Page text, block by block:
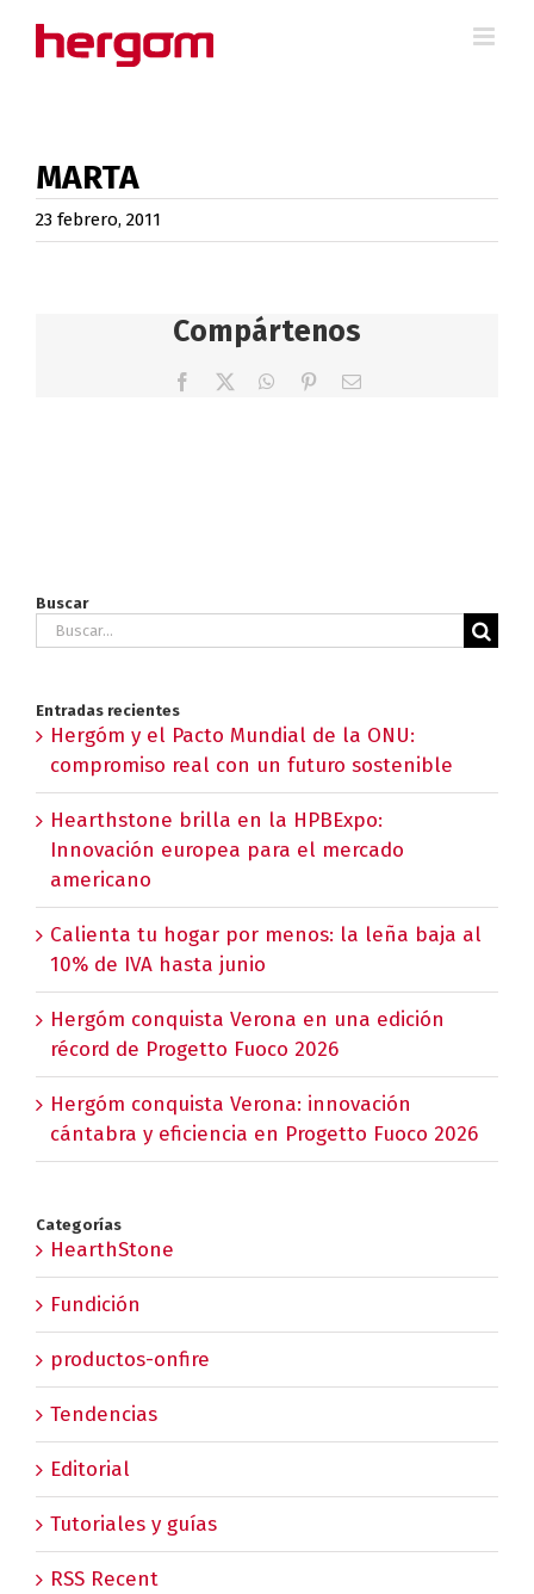
MARTA
23 febrero, 2011
Compártenos
Facebook WhatsApp
PinterestCorreo
Buscar
Buscar:
Entradas recientes
Hergóm y el Pacto Mundial de la ONU:
compromiso real con un futuro sostenible
Hearthstone brilla en la HPBExpo:
Innovación europea para el mercado
americano
Calienta tu hogar por menos: la leña baja al
10% de IVA hasta junio
Hergóm conquista Verona en una edición
récord de Progetto Fuoco 2026
Hergóm conquista Verona: innovación
cántabra y eficiencia en Progetto Fuoco 2026
Categorías
HearthStone
Fundición
productos-onfire
Tendencias
Editorial
Tutoriales y guías
RSS Recent